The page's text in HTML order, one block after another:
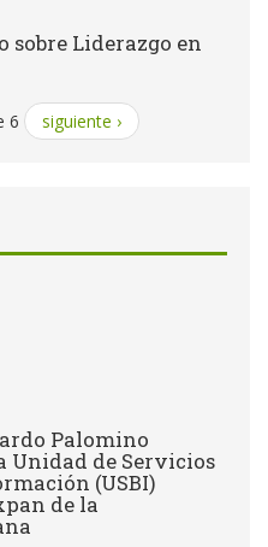
sobre Liderazgo en
6 siguiente ›
Palomino
Unidad de Servicios
(USBI)
de la